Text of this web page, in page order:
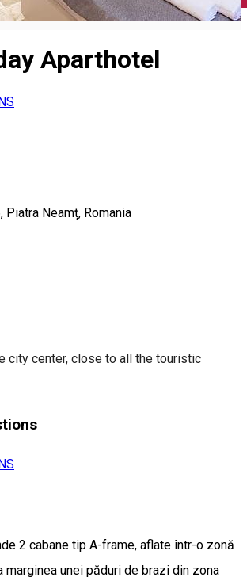
Aparthotel
Piatra Neamț, Romania
city center, close to all the touristic
2 cabane tip A-frame, aflate într-o zonă
marginea unei păduri de brazi din zona